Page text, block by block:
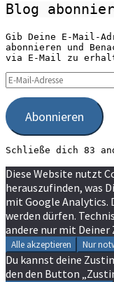
Blog
Gib Deine E-Mail-
abonnieren und
via E-Mail zu
E-
Mail-
Adresse
Abonnieren
Schließe dich 83
Diese Website nutzt
herauszufinden, was
mit Google Analytics.
werden dürfen.
andere nur mit Deiner
Alle akzeptieren Nur
Du kannst deine
den den Button